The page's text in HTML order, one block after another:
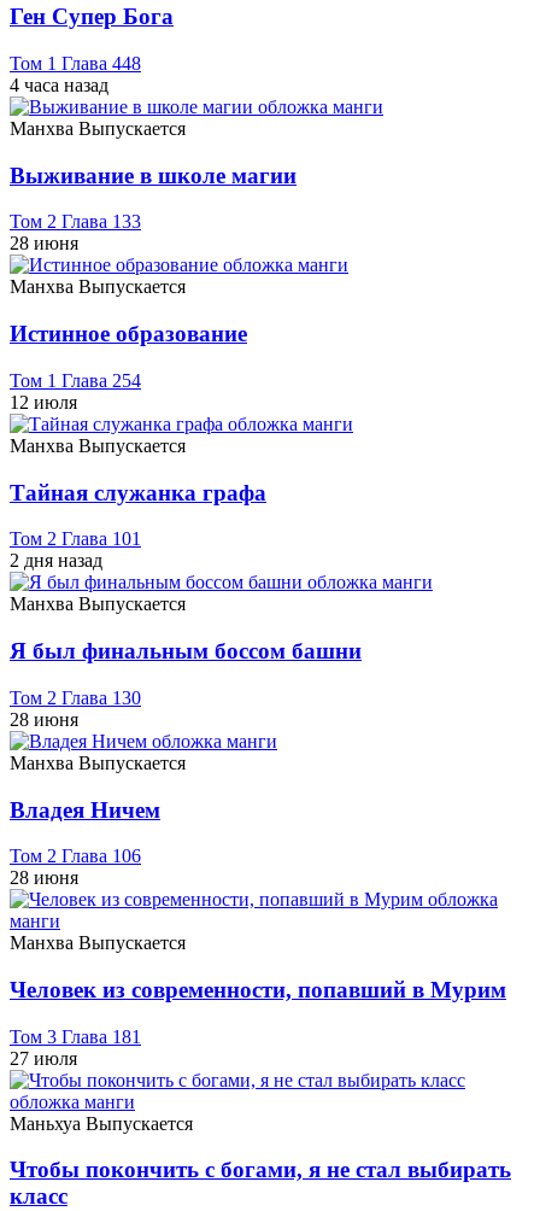
Ген Супер Бога
Том 1 Глава 448
4 часа назад
Манхва Выпускается
Выживание в школе магии
Том 2 Глава 133
28 июня
Манхва Выпускается
Истинное образование
Том 1 Глава 254
12 июля
Манхва Выпускается
Тайная служанка графа
Том 2 Глава 101
2 дня назад
Манхва Выпускается
Я был финальным боссом башни
Том 2 Глава 130
28 июня
Манхва Выпускается
Владея Ничем
Том 2 Глава 106
28 июня
Манхва Выпускается
Человек из современности, попавший в Мурим
Том 3 Глава 181
27 июля
Маньхуа Выпускается
Чтобы покончить с богами, я не стал выбирать
класс